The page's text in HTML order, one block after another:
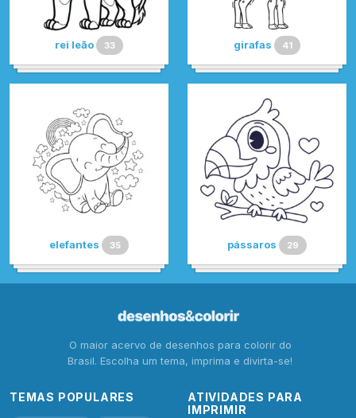
rei leão 33 girafas 41
elefantes 35 pássaros 29
O maior acervo de desenhos para colorir do
Brasil. Escolha um tema, imprima e divirta-se!
TEMAS POPULARES
ATIVIDADES PARA
IMPRIMIR